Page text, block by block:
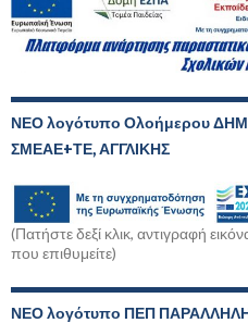
ΝΕΟ λογότυπο Ολοήμερου
ΣΜΕΑΕ+ΤΕ, ΑΓΓΛΙΚΗΣ
(Πατήστε δεξί κλικ, αντιγραφή
που επιθυμείτε)
ΝΕΟ λογότυπο ΠΕΠ